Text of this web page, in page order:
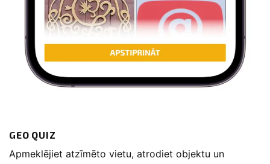
GEO QUIZ
Apmeklējiet atzīmēto vietu, atrodiet objektu un